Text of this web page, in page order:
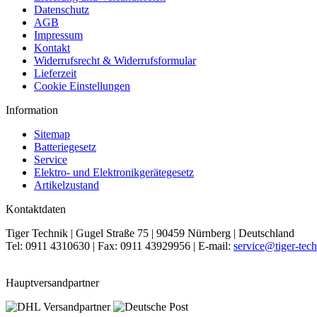
Datenschutz
AGB
Impressum
Kontakt
Widerrufsrecht & Widerrufsformular
Lieferzeit
Cookie Einstellungen
Information
Sitemap
Batteriegesetz
Service
Elektro- und Elektronikgerätegesetz
Artikelzustand
Kontaktdaten
Tiger Technik | Gugel Straße 75 | 90459 Nürnberg | Deutschland
Tel: 0911 4310630 | Fax: 0911 43929956 | E-mail: service@tiger-
Hauptversandpartner